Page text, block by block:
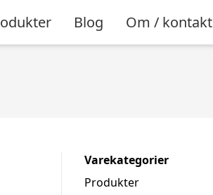
Blog Om / kontakt
Varekategorier
Produkter